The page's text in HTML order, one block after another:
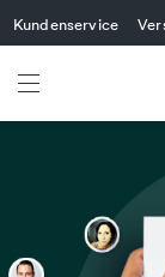
Kundenservice